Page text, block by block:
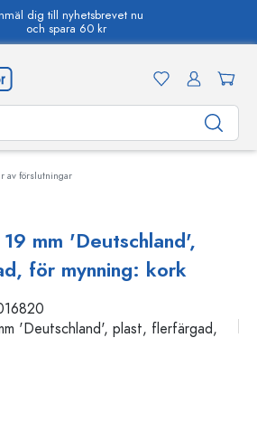
dig till nyhetsbrevet nu
och spara 60 kr
av förslutningar
mm 'Deutschland',
för mynning: kork